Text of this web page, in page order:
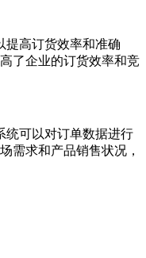
提高订货效率和准确
了企业的订货效率和竞
统可以对订单数据进行
需求和产品销售状况，